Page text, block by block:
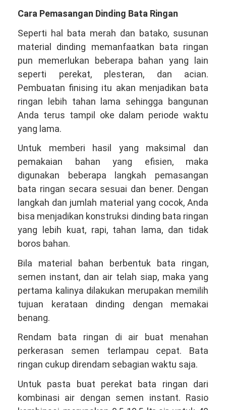
Cara Pemasangan Dinding Bata Ringan
Seperti hal bata merah dan batako, susunan
material dinding memanfaatkan bata ringan
pun memerlukan beberapa bahan yang lain
seperti perekat, plesteran, dan acian.
Pembuatan finising itu akan menjadikan bata
ringan lebih tahan lama sehingga bangunan
Anda terus tampil oke dalam periode waktu
yang lama.
Untuk memberi hasil yang maksimal dan
pemakaian bahan yang efisien, maka
digunakan beberapa langkah pemasangan
bata ringan secara sesuai dan bener. Dengan
langkah dan jumlah material yang cocok, Anda
bisa menjadikan konstruksi dinding bata ringan
yang lebih kuat, rapi, tahan lama, dan tidak
boros bahan.
Bila material bahan berbentuk bata ringan,
semen instant, dan air telah siap, maka yang
pertama kalinya dilakukan merupakan memilih
tujuan kerataan dinding dengan memakai
benang.
Rendam bata ringan di air buat menahan
perkerasan semen terlampau cepat. Bata
ringan cukup direndam sebagian waktu saja.
Untuk pasta buat perekat bata ringan dari
kombinasi air dengan semen instant. Rasio